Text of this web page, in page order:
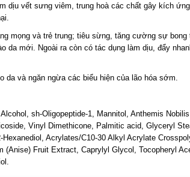
dịu vết sưng viêm, trung hoà các chất gây kích
mọng và trẻ trung; tiêu sừng, tăng cường sự
mới. Ngoài ra còn có tác dụng làm dịu, đẩy
da và ngăn ngừa các biểu hiện của lão hóa sớm.
sh-Oligopeptide-1, Mannitol, Anthemis
Vinyl Dimethicone, Palmitic acid, Glyceryl
Acrylates/C10-30 Alkyl Acrylate
Fruit Extract, Caprylyl Glycol, Tocopheryl